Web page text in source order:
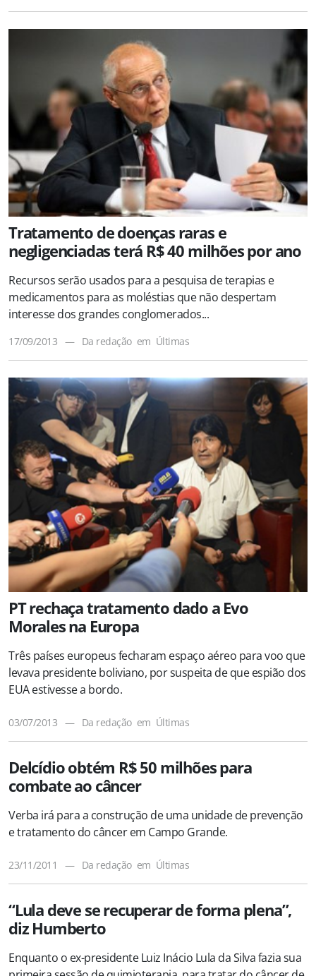
Tratamento de doenças raras e
negligenciadas terá R$ 40 milhões por ano
Recursos serão usados para a pesquisa de terapias e
medicamentos para as moléstias que não despertam
interesse dos grandes conglomerados...
17/09/2013 — Da redação em Últimas
PT rechaça tratamento dado a Evo
Morales na Europa
Três países europeus fecharam espaço aéreo para voo que
levava presidente boliviano, por suspeita de que espião dos
EUA estivesse a bordo.
03/07/2013 — Da redação em Últimas
Delcídio obtém R$ 50 milhões para
combate ao câncer
Verba irá para a construção de uma unidade de prevenção
e tratamento do câncer em Campo Grande.
23/11/2011 — Da redação em Últimas
“Lula deve se recuperar de forma plena”,
diz Humberto
Enquanto o ex-presidente Luiz Inácio Lula da Silva fazia sua